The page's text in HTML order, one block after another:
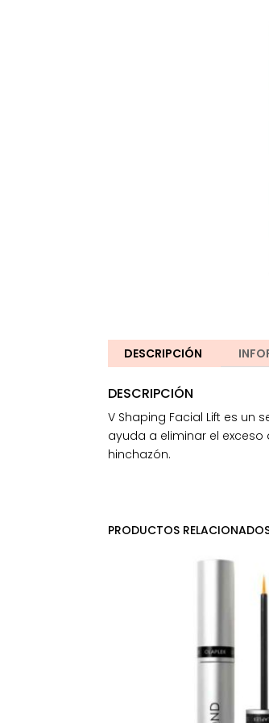
DESCRIPCIÓN
DESCRIPCIÓN
V Shaping Facial Lift es
ayuda a eliminar el
hinchazón.
PRODUCTOS